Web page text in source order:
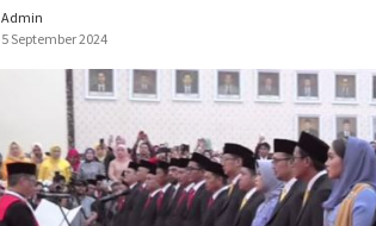
Admin
5 September 2024